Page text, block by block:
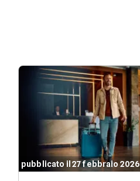
pubblicato il 27 febbraio 2026